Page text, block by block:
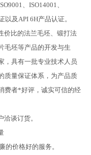
、ISO14001、
以及API 6H产品认证。
价比的法兰毛坯、锻打法
毛坯等产品的开发与生
，具有一批专业技术人员
质量保证体系，为产品质
费者*好评，诚实可信的经
谈订货。
价格好的服务。